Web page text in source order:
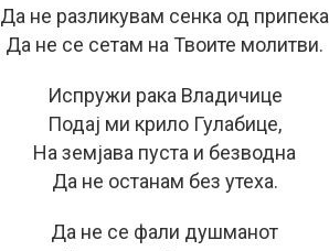
Да не разликувам сенка од припека
Да не се сетам на Твоите молитви.
Испружи рака Владичице
Подај ми крило Гулабице,
На земјава пуста и безводна
Да не останам без утеха.
Да не се фали душманот